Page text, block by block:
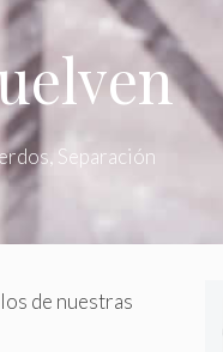
, Separación
de nuestras